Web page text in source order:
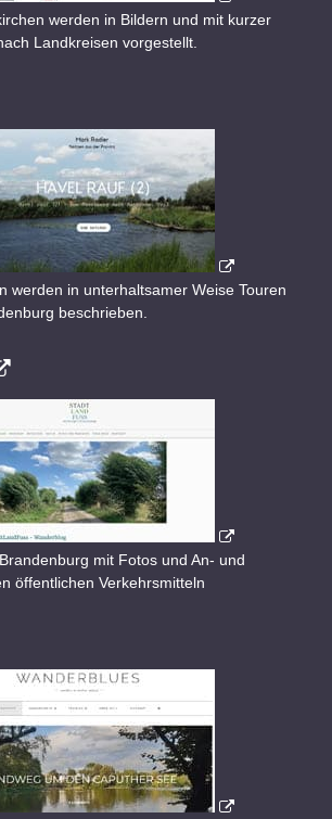
werden in Bildern und mit kurzer
Landkreisen vorgestellt.
werden in unterhaltsamer Weise Touren
beschrieben.
mit Fotos und An- und
öffentlichen Verkehrsmitteln